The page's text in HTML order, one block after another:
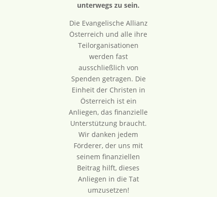
unterwegs zu sein.
Die Evangelische Allianz
Österreich und alle ihre
Teilorganisationen
werden fast
ausschließlich von
Spenden getragen. Die
Einheit der Christen in
Österreich ist ein
Anliegen, das finanzielle
Unterstützung braucht.
Wir danken jedem
Förderer, der uns mit
seinem finanziellen
Beitrag hilft, dieses
Anliegen in die Tat
umzusetzen!